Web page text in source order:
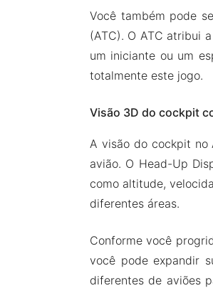
Você também pode
(ATC). O ATC atribui
um iniciante ou um
totalmente este jogo.
Visão 3D do cockpit
A visão do cockpit no
avião. O Head-Up
como altitude,
diferentes áreas.
Conforme você
você pode expandir
diferentes de aviões